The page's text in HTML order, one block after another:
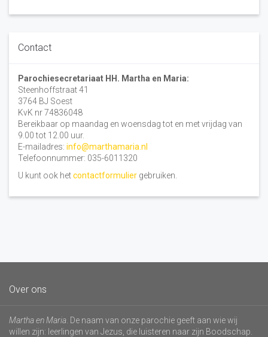
Contact
Parochiesecretariaat HH. Martha en Maria:
Steenhoffstraat 41
3764 BJ Soest
KvK nr 74836048
Bereikbaar op maandag en woensdag tot en met vrijdag van
9.00 tot 12.00 uur.
E-mailadres: info@marthamaria.nl
Telefoonnummer: 035-6011320
U kunt ook hetcontactformulier gebruiken.
Over ons
Martha en Maria . De naam van onze parochie geeft aan wie wij
willen zijn: leerlingen van Jezus, die luisteren naar zijn Boodschap.